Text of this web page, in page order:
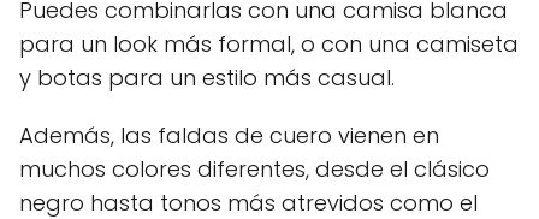
Puedes combinarlas con una camisa blanca
para un look más formal, o con una camiseta
y botas para un estilo más casual.
Además, las faldas de cuero vienen en
muchos colores diferentes, desde el clásico
negro hasta tonos más atrevidos como el